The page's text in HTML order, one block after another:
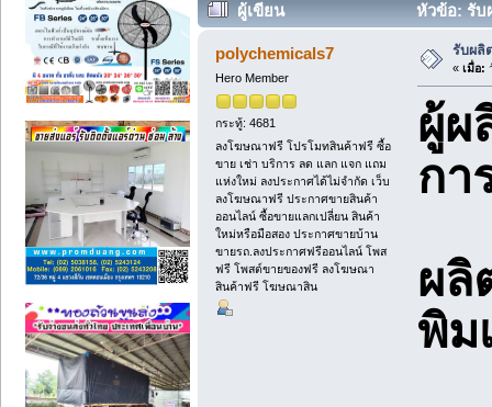
ผู้เขียน หัวข้อ: รับ
polychemicals7
Hero Member
กระทู้: 4681
ลงโฆษณาฟรี โปรโมทสินค้าฟรี ซื้อ
ขาย เช่า บริการ ลด แลก แจก แถม
แห่งใหม่ ลงประกาศได้ไม่จำกัด เว็บ
ลงโฆษณาฟรี ประกาศขายสินค้า
ออนไลน์ ซื้อขายแลกเปลี่ยน สินค้า
ใหม่หรือมือสอง ประกาศขายบ้าน
ขายรถ.ลงประกาศฟรีออนไลน์ โพส
ฟรี โพสต์ขายของฟรี ลงโฆษณา
สินค้าฟรี โฆษณาสิน
รับผลิ
« เมื่อ:
ผู้ผ
กา
ผลิ
พิม